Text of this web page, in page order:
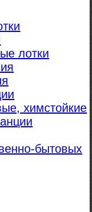
лотки
химстойкие
бытовых